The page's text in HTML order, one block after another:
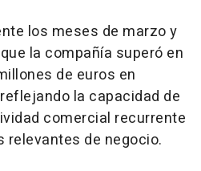
los meses de marzo y
la compañía superó en
de euros en
la capacidad de
comercial recurrente
de negocio.